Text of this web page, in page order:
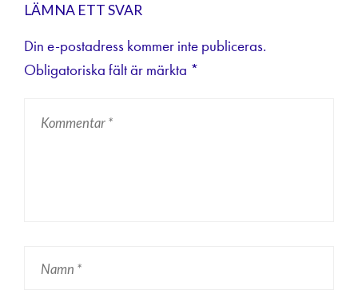
LÄMNA ETT SVAR
Din e-postadress kommer inte publiceras.
Obligatoriska fält är märkta *